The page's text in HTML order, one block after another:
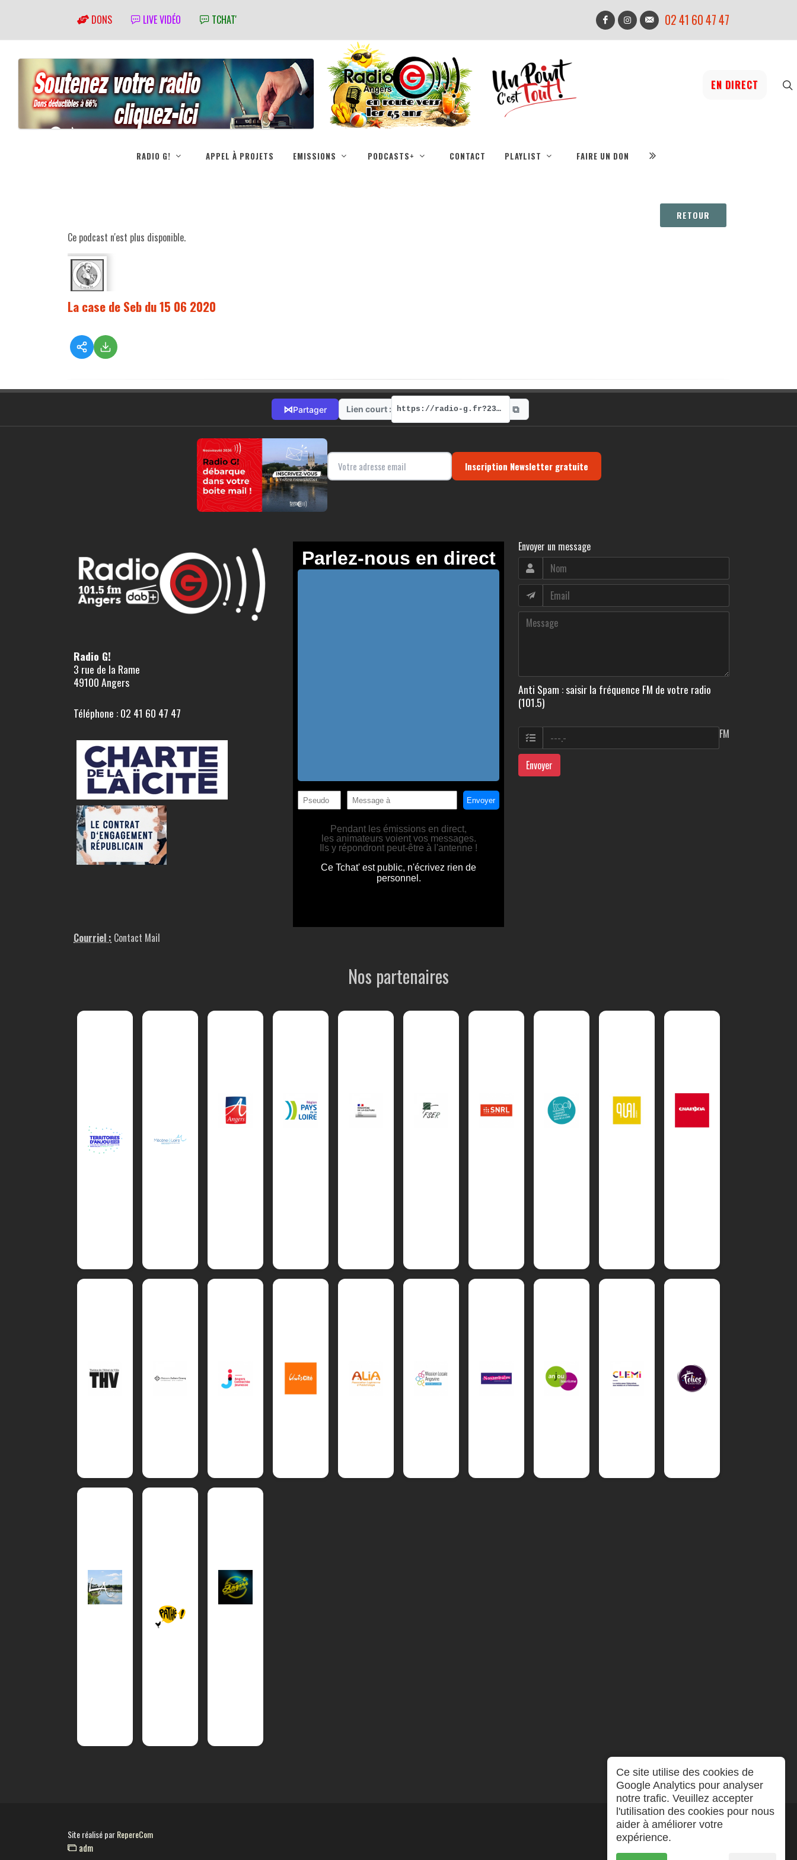
DONS LIVE VIDÉO TCHAT' 02 41 60 47 47
EN DIRECT
RADIO G! APPEL À PROJETS EMISSIONS PODCASTS+ CONTACT PLAYLIST FAIRE UN DON
RETOUR
Ce podcast n'est plus disponible.
La case de Seb du 15 06 2020
⋈Partager Lien court : https://radio-g.fr?2370 ⧉
Inscription Newsletter gratuite
Radio G!
3 rue de la Rame
49100 Angers
Téléphone : 02 41 60 47 47
Courriel : Contact Mail
Envoyer un message
Anti Spam : saisir la fréquence FM de votre radio
(101.5)
FM
Envoyer
Nos partenaires
Site réalisé parRepereCom
adm
Ce site utilise des cookies de
Google Analytics pour analyser
notre trafic. Veuillez accepter
l'utilisation des cookies pour nous
aider à améliorer votre
expérience.